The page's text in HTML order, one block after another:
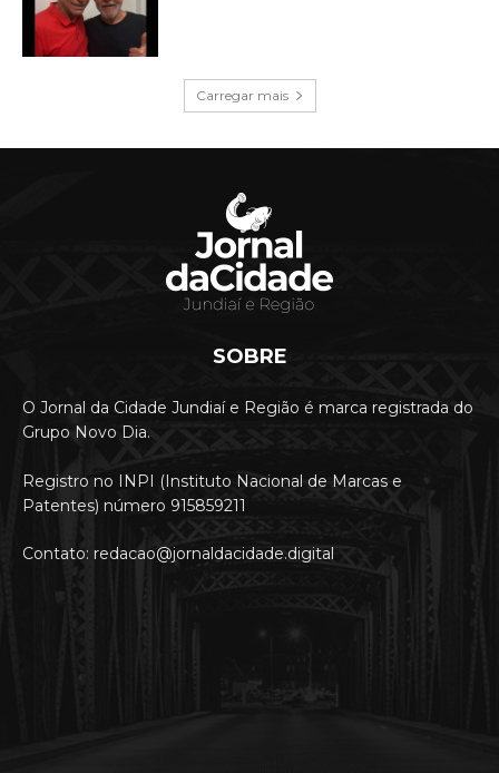
Carregar mais
SOBRE
O Jornal da Cidade Jundiaí e Região é marca registrada do
Grupo Novo Dia.
Registro no INPI (Instituto Nacional de Marcas e
Patentes) número 915859211
Contato: redacao@jornaldacidade.digital